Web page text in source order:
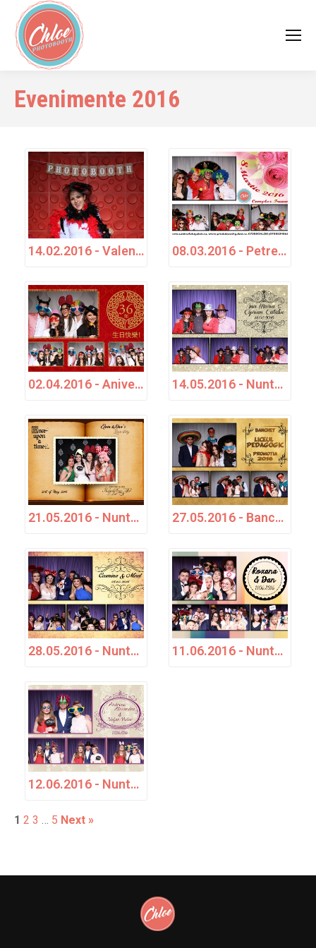
Evenimente 2016
14.02.2016 - Valentine's Day - Chloe Photo Booth 08.03.2016 - Petrecere - Complex Traian
02.04.2016 - Aniversare - Adrian 14.05.2016 - Nuntă - Ana-Maria & Ciprian Cătălin
21.05.2016 - Nuntă - Elena &amp; Dan 27.05.2016 - Banchet Liceul Pedagogic - Promoția 2016
28.05.2016 - Nuntă - Cosmina & Mirel 11.06.2016 - Nuntă - Roxana &amp; Dan
12.06.2016 - Nuntă - Andreea, Alexandru &amp; Ștefan Victor
1 2 3 … 5 Next »